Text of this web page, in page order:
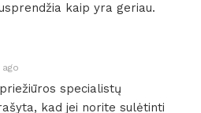
kaip yra geriau.
specialistų
kad jei norite sulėtinti